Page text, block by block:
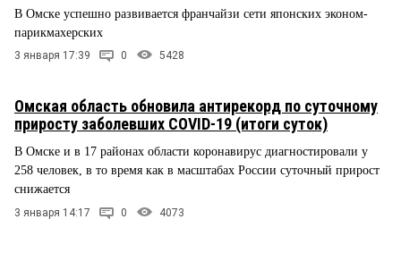
В Омске успешно развивается франчайзи сети японских эконом-
парикмахерских
3 января 17:39 0 5428
Омская область обновила антирекорд по суточному
приросту заболевших COVID-19 (итоги суток)
В Омске и в 17 районах области коронавирус диагностировали у
258 человек, в то время как в масштабах России суточный прирост
снижается
3 января 14:17 0 4073